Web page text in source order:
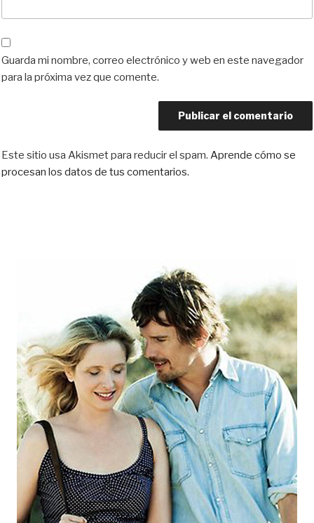
Guarda mi nombre, correo electrónico y web en este navegador
para la próxima vez que comente.
Este sitio usa Akismet para reducir el spam. Aprende cómo se
procesan los datos de tus comentarios.